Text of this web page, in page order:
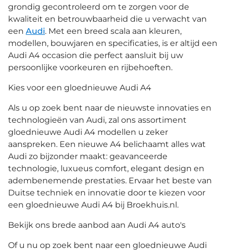
grondig gecontroleerd om te zorgen voor de
kwaliteit en betrouwbaarheid die u verwacht van
een Audi. Met een breed scala aan kleuren,
modellen, bouwjaren en specificaties, is er altijd een
Audi A4 occasion die perfect aansluit bij uw
persoonlijke voorkeuren en rijbehoeften.
Kies voor een gloednieuwe Audi A4
Als u op zoek bent naar de nieuwste innovaties en
technologieën van Audi, zal ons assortiment
gloednieuwe Audi A4 modellen u zeker
aanspreken. Een nieuwe A4 belichaamt alles wat
Audi zo bijzonder maakt: geavanceerde
technologie, luxueus comfort, elegant design en
adembenemende prestaties. Ervaar het beste van
Duitse techniek en innovatie door te kiezen voor
een gloednieuwe Audi A4 bij Broekhuis.nl.
Bekijk ons brede aanbod aan Audi A4 auto's
Of u nu op zoek bent naar een gloednieuwe Audi